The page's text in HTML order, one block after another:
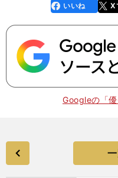
faceboo
k
いいね X
Googleの「